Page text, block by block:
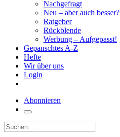
Nachgefragt
Neu – aber auch besser?
Ratgeber
Rückblende
Werbung – Aufgepasst!
Gepanschtes A-Z
Hefte
Wir über uns
Login
Abonnieren
Suche: